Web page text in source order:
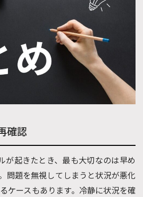
確認
が起きたとき、最も大切なのは早め
問題を無視してしまうと状況が悪化
ケースもあります。冷静に状況を確